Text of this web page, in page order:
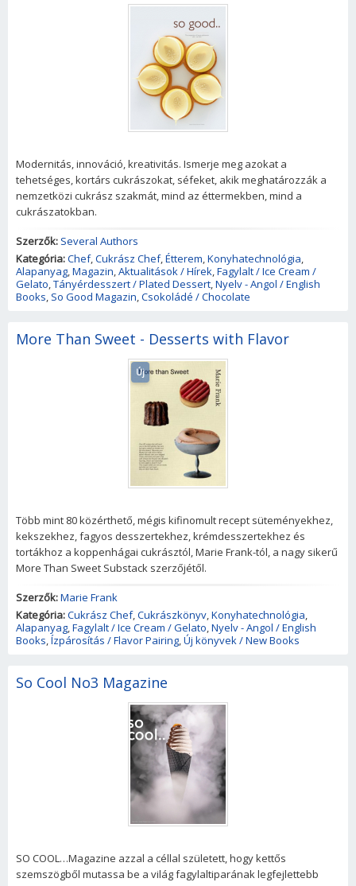
Modernitás, innováció, kreativitás. Ismerje meg azokat a
tehetséges, kortárs cukrászokat, séfeket, akik meghatározzák a
nemzetközi cukrász szakmát, mind az éttermekben, mind a
cukrászatokban.
Szerzők: Several Authors
Kategória:Chef,Cukrász Chef,Étterem,Konyhatechnológia,
Alapanyag,Magazin,Aktualitások / Hírek,Fagylalt / Ice Cream /
Gelato,Tányérdesszert / Plated Dessert,Nyelv - Angol / English
Books, So Good Magazin,Csokoládé / Chocolate
More Than Sweet - Desserts with Flavor
Új
Több mint 80 közérthető, mégis kifinomult recept süteményekhez,
kekszekhez, fagyos desszertekhez, krémdesszertekhez és
tortákhoz a koppenhágai cukrásztól, Marie Frank-tól, a nagy sikerű
More Than Sweet Substack szerzőjétől.
Szerzők:Marie Frank
Kategória:Cukrász Chef,Cukrászkönyv,Konyhatechnológia,
Alapanyag,Fagylalt / Ice Cream / Gelato,Nyelv - Angol / English
Books,Ízpárosítás / Flavor Pairing,Új könyvek / New Books
So Cool No3 Magazine
SO COOL…Magazine azzal a céllal született, hogy kettős
szemszögből mutassa be a világ fagylaltiparának legfejlettebb